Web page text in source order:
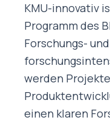
KMU-innovativ
Programm des
Forschungs-
werden
einen klaren